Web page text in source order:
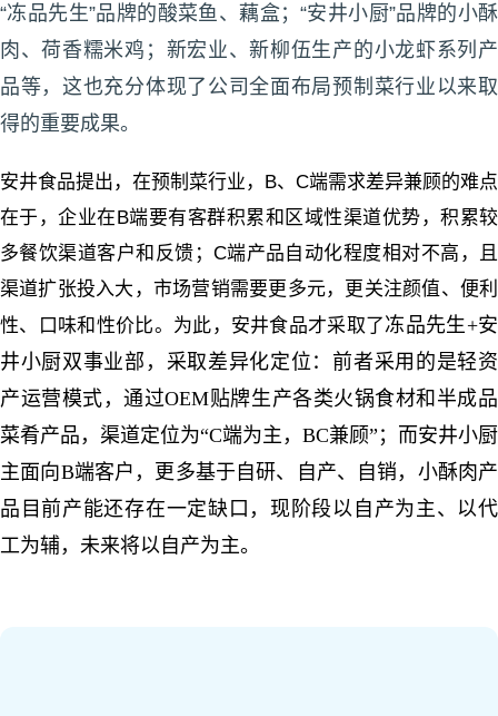
“冻品先生”品牌的酸菜鱼、藕盒；“安井小厨”品牌的小酥
肉、荷香糯米鸡；新宏业、新柳伍生产的小龙虾系列产
品等，这也充分体现了公司全面布局预制菜行业以来取
得的重要成果。
安井食品提出，在预制菜行业，B、C端需求差异兼顾的难点
在于，企业在B端要有客群积累和区域性渠道优势，积累较
多餐饮渠道客户和反馈；C端产品自动化程度相对不高，且
渠道扩张投入大，市场营销需要更多元，更关注颜值、便利
性、口味和性价比。为此，安井食品才采取了冻品先生+安
井小厨双事业部，采取差异化定位：前者采用的是轻资
产运营模式，通过OEM贴牌生产各类火锅食材和半成品
菜肴产品，渠道定位为“C端为主，BC兼顾”；而安井小厨
主面向B端客户， 更多基于自研、自产、自销，小酥肉产
品目前产能还存在一定缺口，现阶段以自产为主、以代
工为辅，未来将以自产为主。